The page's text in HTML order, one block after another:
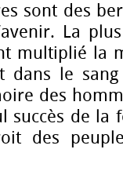
sont des
La
multiplié la
le
des
succès de la
des